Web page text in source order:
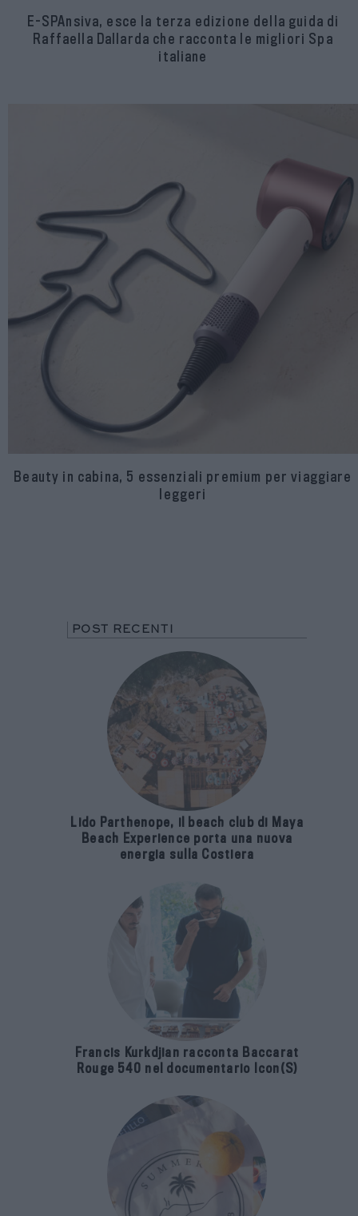
E-SPAnsiva, esce la terza edizione della guida di
Raffaella Dallarda che racconta le migliori Spa
italiane
Beauty in cabina, 5 essenziali premium per viaggiare
leggeri
POST RECENTI
Lido Parthenope, il beach club di Maya
Beach Experience porta una nuova
energia sulla Costiera
Francis Kurkdjian racconta Baccarat
Rouge 540 nel documentario Icon(S)